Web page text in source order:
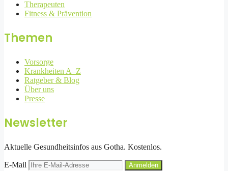
Therapeuten
Fitness & Prävention
Themen
Vorsorge
Krankheiten A–Z
Ratgeber & Blog
Über uns
Presse
Newsletter
Aktuelle Gesundheitsinfos aus Gotha. Kostenlos.
E-Mail
Anmelden